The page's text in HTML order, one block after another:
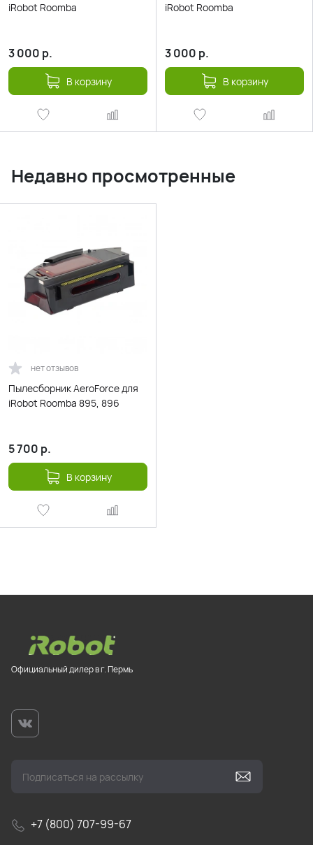
iRobot Roomba
3 000 р.
В корзину
iRobot Roomba
3 000 р.
В корзину
Недавно просмотренные
нет отзывов
Пылесборник AeroForce для
iRobot Roomba 895, 896
5 700 р.
В корзину
Официальный дилер в г. Пермь
+7 (800) 707-99-67